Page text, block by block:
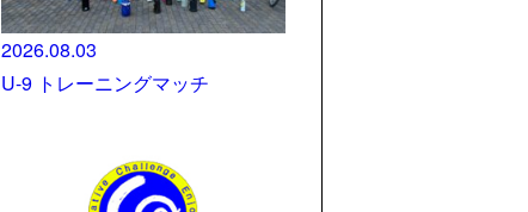
2026.08.03
U-9 トレーニングマッチ